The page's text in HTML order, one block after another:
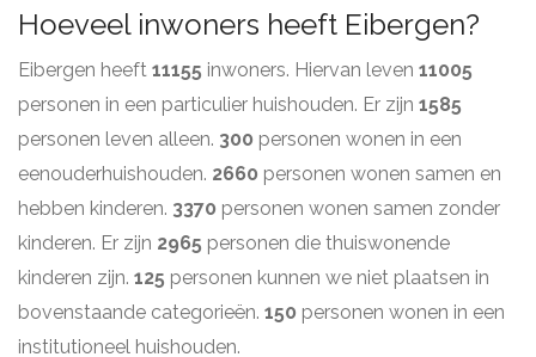
Hoeveel inwoners heeft Eibergen?
Eibergen heeft 11155 inwoners. Hiervan leven 11005
personen in een particulier huishouden. Er zijn 1585
personen leven alleen. 300 personen wonen in een
eenouderhuishouden. 2660 personen wonen samen en
hebben kinderen. 3370 personen wonen samen zonder
kinderen. Er zijn 2965 personen die thuiswonende
kinderen zijn. 125 personen kunnen we niet plaatsen in
bovenstaande categorieën. 150 personen wonen in een
institutioneel huishouden.